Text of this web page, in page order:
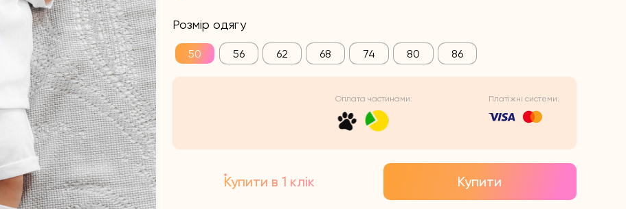
Розмір одягу
50 56 62 68 74 80 86
Оплата частинами: Платіжні системи:
Купити в 1 клік Купити